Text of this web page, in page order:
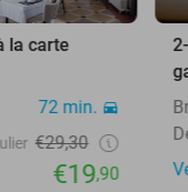
la carte
72 min.
€29,30
€19,90